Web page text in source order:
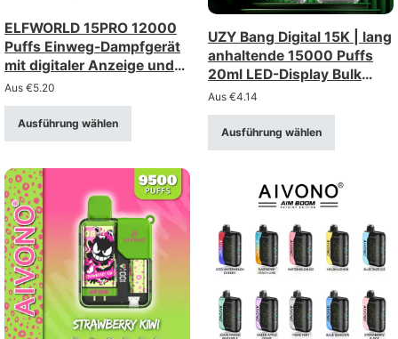
ELFWORLD 15PRO 12000
Puffs Einweg-Dampfgerät
mit digitaler Anzeige und
einstellbarem Luftstrom
Aus €5.20
Ausführung wählen
UZY Bang Digital 15K | lang
anhaltende 15000 Puffs
20ml LED-Display Bulk
Einweg vape
Aus €4.14
Ausführung wählen